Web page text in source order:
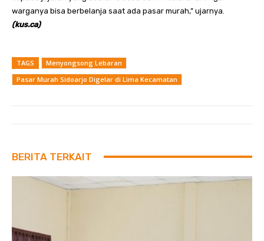
warganya bisa berbelanja saat ada pasar murah,” ujarnya.
(kus.ca)
TAGS
Menyongsong Lebaran
Pasar Murah Sidoarjo Digelar di Lima Kecamatan
BERITA TERKAIT